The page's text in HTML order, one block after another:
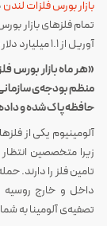
بازار بورس فلزات لندن
تمام فلزهای بازار
آوریل از 1.1 میلیارد دلار به 2.075 میلیارد دلار افزایش خواهد یافت.»
«هر ماه بازار بورس
منظم بودجه‌ی
حافظه پاک شده و
آلومینیوم یکی از
زیرا متخصصین انتظار
تامین فلز را دارند.
داخل و خارج روسیه
تصفیه‌ی آلومینا به